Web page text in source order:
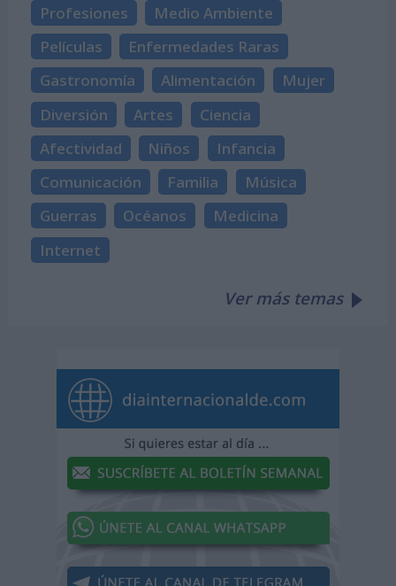
Profesiones
Medio Ambiente
Películas
Enfermedades Raras
Gastronomía
Alimentación
Mujer
Diversión
Artes
Ciencia
Afectividad
Niños
Infancia
Comunicación
Familia
Música
Guerras
Océanos
Medicina
Internet
Ver más temas